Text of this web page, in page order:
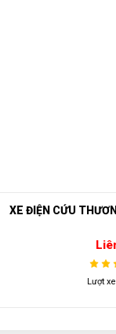
XE ĐIỆN CỨU
Lượt